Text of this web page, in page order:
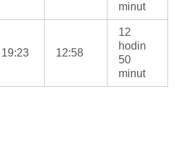
minut
19:23 12:58
12
hodin
50
minut